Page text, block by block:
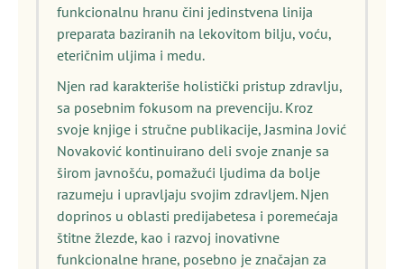
funkcionalnu hranu čini jedinstvena linija
preparata baziranih na lekovitom bilju, voću,
eteričnim uljima i medu.
Njen rad karakteriše holistički pristup zdravlju,
sa posebnim fokusom na prevenciju. Kroz
svoje knjige i stručne publikacije, Jasmina Jović
Novaković kontinuirano deli svoje znanje sa
širom javnošću, pomažući ljudima da bolje
razumeju i upravljaju svojim zdravljem. Njen
doprinos u oblasti predijabetesa i poremećaja
štitne žlezde, kao i razvoj inovativne
funkcionalne hrane, posebno je značajan za